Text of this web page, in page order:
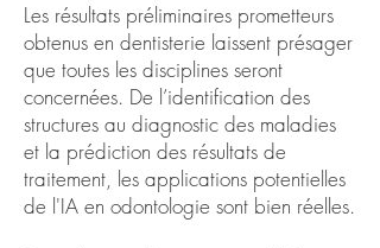
Les résultats préliminaires prometteurs
obtenus en dentisterie laissent présager
que toutes les disciplines seront
concernées. De l’identification des
structures au diagnostic des maladies
et la prédiction des résultats de
traitement, les applications potentielles
de l'IA en odontologie sont bien réelles.